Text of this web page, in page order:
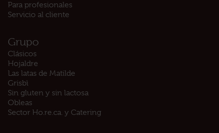
Para profesionales
Servicio al cliente
Grupo
Clásicos
Hojaldre
Las latas de Matilde
Grisbì
Sin gluten y sin lactosa
Obleas
Sector Ho.re.ca. y Catering